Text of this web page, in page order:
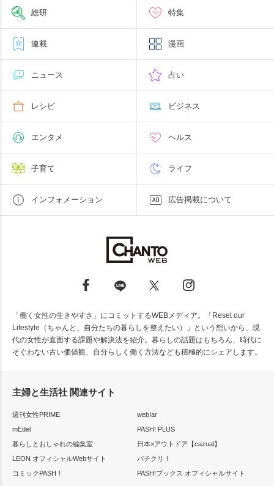
総研 特集
連載 漫画
ニュース 占い
レシピ ビジネス
エンタメ ヘルス
子育て ライフ
インフォメーション 広告掲載について
「働く女性の生きやすさ」にコミットするWEBメディア。「Reset our
Lifestyle（ちゃんと、自分たちの暮らしを整えたい）」という想いから、現
代の女性が直面する課題や解決法を紹介。暮らしの話題はもちろん、時代に
そぐわない古い価値観、自分らしく働く方法なども積極的にシェアします。
主婦と生活社 関連サイト
週刊女性PRIME
web!ar
mEdel
PASH! PLUS
暮らしとおしゃれの編集室
日本×アウトドア【cazual】
LEON オフィシャルWebサイト
パチクリ！
コミックPASH！
PASH!ブックス オフィシャルサイト